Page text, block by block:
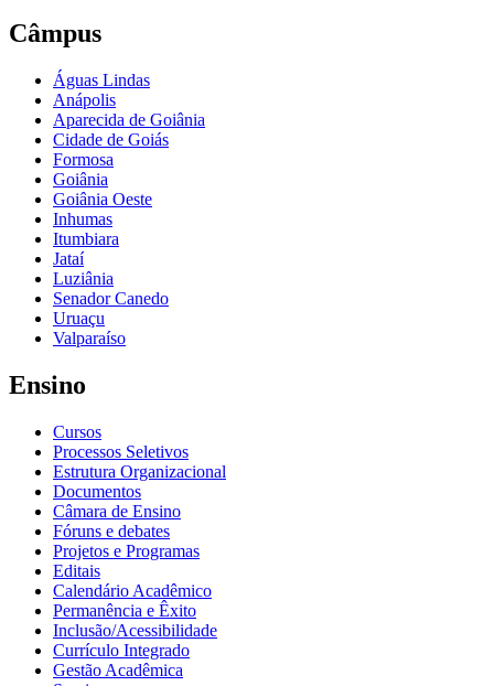
Câmpus
Águas Lindas
Anápolis
Aparecida de Goiânia
Cidade de Goiás
Formosa
Goiânia
Goiânia Oeste
Inhumas
Itumbiara
Jataí
Luziânia
Senador Canedo
Uruaçu
Valparaíso
Ensino
Cursos
Processos Seletivos
Estrutura Organizacional
Documentos
Câmara de Ensino
Fóruns e debates
Projetos e Programas
Editais
Calendário Acadêmico
Permanência e Êxito
Inclusão/Acessibilidade
Currículo Integrado
Gestão Acadêmica